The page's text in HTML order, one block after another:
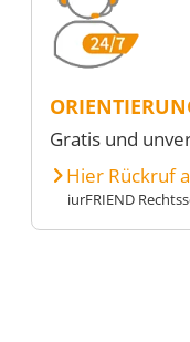
Gratis und
Hier Rückruf
iurFRIEND